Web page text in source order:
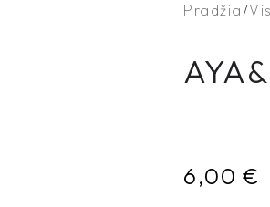
Pradžia
6,00 €